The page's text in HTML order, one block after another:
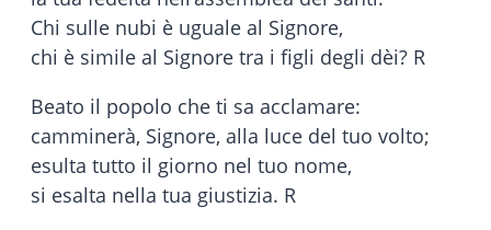
Chi sulle nubi è uguale al Signore,
chi è simile al Signore tra i figli degli dèi? R
Beato il popolo che ti sa acclamare:
camminerà, Signore, alla luce del tuo volto;
esulta tutto il giorno nel tuo nome,
si esalta nella tua giustizia. R